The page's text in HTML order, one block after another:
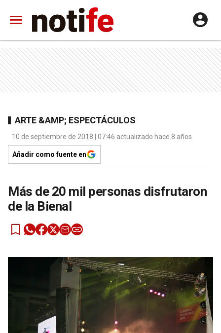
ARTE &AMP; ESPECTÁCULOS
10 de septiembre de 2018 | 07:46 actualizado hace 8 años
Añadir como fuente en
Más de 20 mil personas disfrutaron
de la Bienal